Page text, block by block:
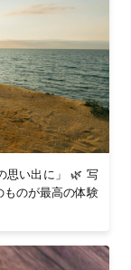
練された仕上がり
」と思える一枚に
ご覧ください。
思い出に」 🌿 写
ものが最高の体験